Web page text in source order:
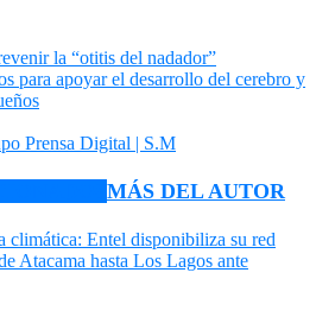
la “otitis del nadador”
para apoyar el desarrollo del cerebro y
Prensa Digital | S.M
MÁS DEL AUTOR